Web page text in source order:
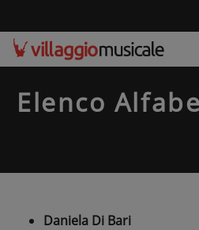
Elenco
Daniela Di Bari